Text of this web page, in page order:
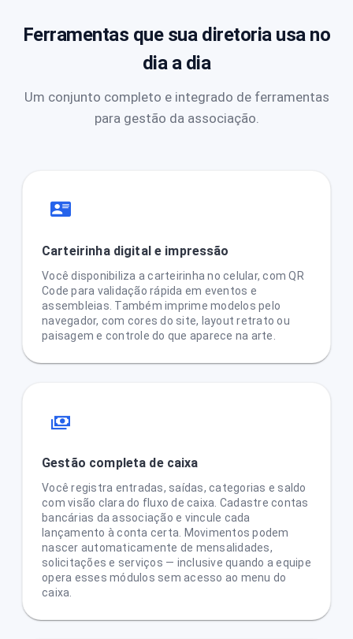
Ferramentas que sua diretoria usa no
dia a dia
Um conjunto completo e integrado de ferramentas
para gestão da associação.
Carteirinha digital e impressão
Você disponibiliza a carteirinha no celular, com QR
Code para validação rápida em eventos e
assembleias. Também imprime modelos pelo
navegador, com cores do site, layout retrato ou
paisagem e controle do que aparece na arte.
Gestão completa de caixa
Você registra entradas, saídas, categorias e saldo
com visão clara do fluxo de caixa. Cadastre contas
bancárias da associação e vincule cada
lançamento à conta certa. Movimentos podem
nascer automaticamente de mensalidades,
solicitações e serviços — inclusive quando a equipe
opera esses módulos sem acesso ao menu do
caixa.